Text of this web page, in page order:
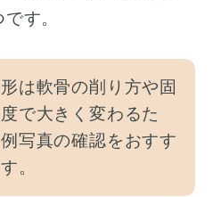
す。
は軟骨の削り方や固
で大きく変わるた
写真の確認をおすす
。